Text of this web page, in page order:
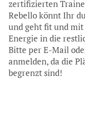
zertifizierten
Rebello könnt Ihr
und geht fit und
Energie in die
Bitte per E-Mail
anmelden, da die
begrenzt sind!